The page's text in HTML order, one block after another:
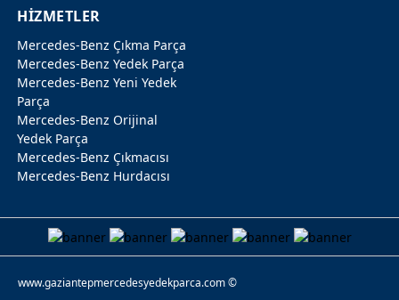
HİZMETLER
Mercedes-Benz Çıkma Parça
Mercedes-Benz Yedek Parça
Mercedes-Benz Yeni Yedek
Parça
Mercedes-Benz Orijinal
Yedek Parça
Mercedes-Benz Çıkmacısı
Mercedes-Benz Hurdacısı
www.gaziantepmercedesyedekparca.com ©